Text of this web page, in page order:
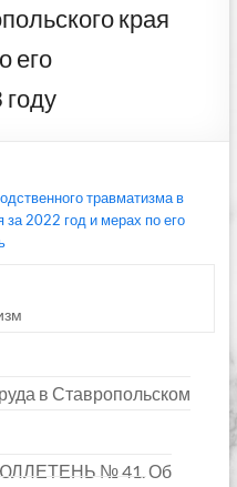
края
его
травматизма в
за 2022 год и мерах по его
в Ставропольском
№ 41. Об